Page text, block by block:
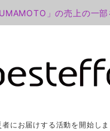
」の売上の一
にお届けする活動を開始しま